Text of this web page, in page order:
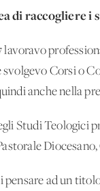
di raccogliere i
lavoravo
Corsi o
anche nella
Studi Teologici
ad un